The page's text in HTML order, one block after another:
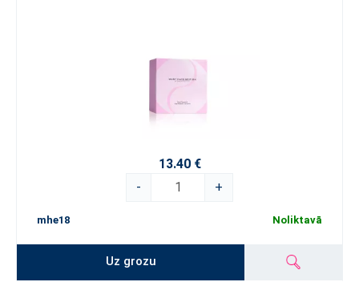
13.40 €
-
+
mhe18 Noliktavā
Uz grozu